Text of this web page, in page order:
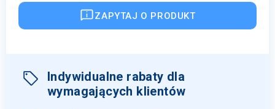
ZAPYTAJ O PRODUKT
Indywidualne rabaty dla
wymagających klientów